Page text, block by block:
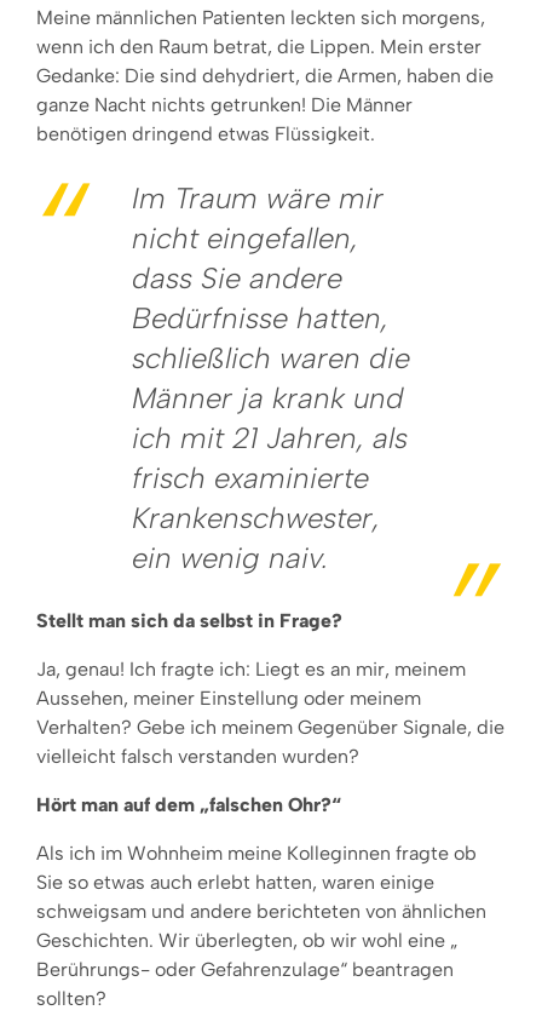
Meine männlichen Patienten leckten sich morgens,
wenn ich den Raum betrat, die Lippen. Mein erster
Gedanke: Die sind dehydriert, die Armen, haben die
ganze Nacht nichts getrunken! Die Männer
benötigen dringend etwas Flüssigkeit.
Im Traum wäre mir
nicht eingefallen,
dass Sie andere
Bedürfnisse hatten,
schließlich waren die
Männer ja krank und
ich mit 21 Jahren, als
frisch examinierte
Krankenschwester,
ein wenig naiv.
Stellt man sich da selbst in Frage?
Ja, genau! Ich fragte ich: Liegt es an mir, meinem
Aussehen, meiner Einstellung oder meinem
Verhalten? Gebe ich meinem Gegenüber Signale, die
vielleicht falsch verstanden wurden?
Hört man auf dem „falschen Ohr?“
Als ich im Wohnheim meine Kolleginnen fragte ob
Sie so etwas auch erlebt hatten, waren einige
schweigsam und andere berichteten von ähnlichen
Geschichten. Wir überlegten, ob wir wohl eine „
Berührungs- oder Gefahrenzulage“ beantragen
sollten?